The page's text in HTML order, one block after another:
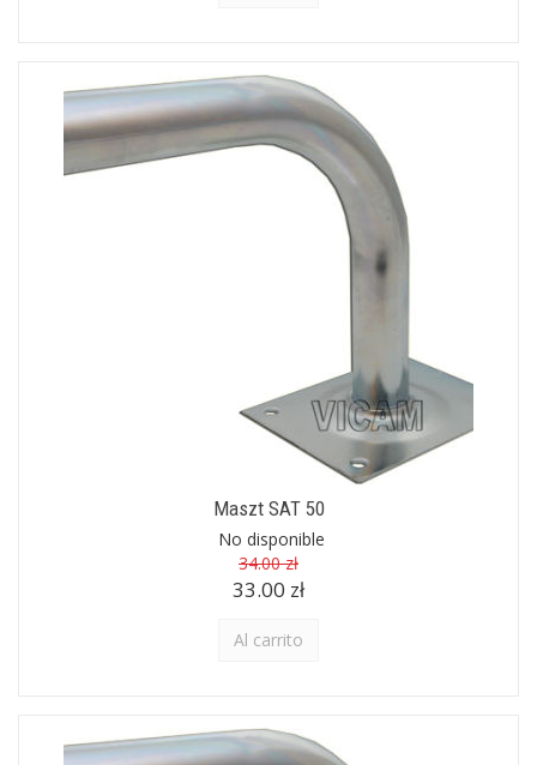
Maszt SAT 50
No disponible
34.00 zł
33.00 zł
Al carrito